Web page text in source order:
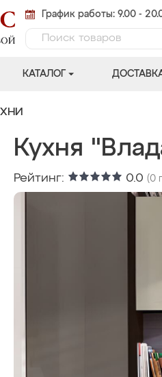
График работы: 9.00 -
КАТАЛОГ
Кухня
Рейтинг: 0.0 (0